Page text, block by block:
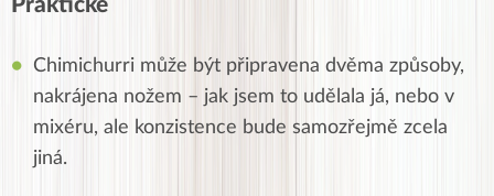
Praktické
Chimichurri může být připravena dvěma způsoby,
nakrájena nožem – jak jsem to udělala já, nebo v
mixéru, ale konzistence bude samozřejmě zcela
jiná.